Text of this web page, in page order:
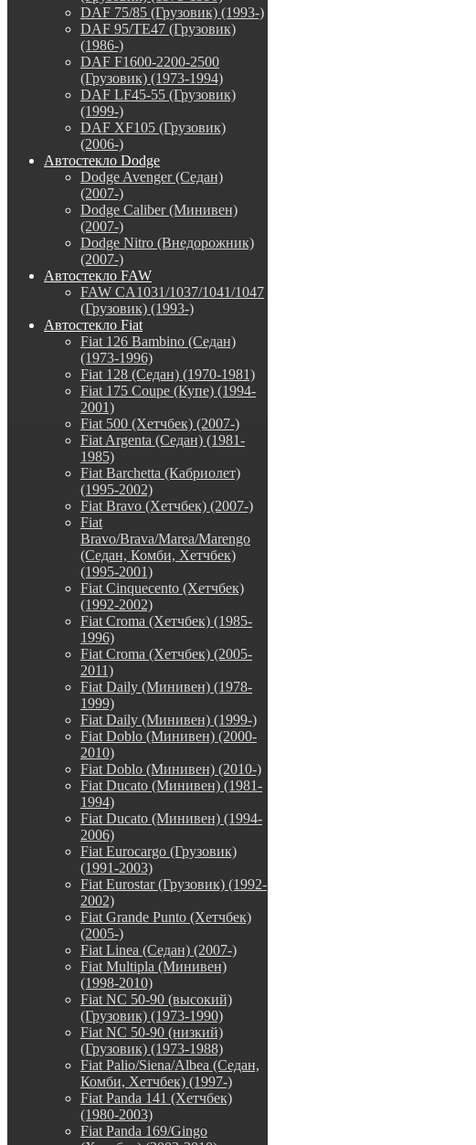
DAF 75/85 (Грузовик) (1993-)
DAF 95/TE47 (Грузовик)
(1986-)
DAF F1600-2200-2500
(Грузовик) (1973-1994)
DAF LF45-55 (Грузовик)
(1999-)
DAF XF105 (Грузовик)
(2006-)
Автостекло Dodge
Dodge Avenger (Седан)
(2007-)
Dodge Caliber (Минивен)
(2007-)
Dodge Nitro (Внедорожник)
(2007-)
Автостекло FAW
FAW CA1031/1037/1041/1047
(Грузовик) (1993-)
Автостекло Fiat
Fiat 126 Bambino (Седан)
(1973-1996)
Fiat 128 (Седан) (1970-1981)
Fiat 175 Coupe (Купе) (1994-
2001)
Fiat 500 (Хетчбек) (2007-)
Fiat Argenta (Седан) (1981-
1985)
Fiat Barchetta (Кабриолет)
(1995-2002)
Fiat Bravo (Хетчбек) (2007-)
Fiat
Bravo/Brava/Marea/Marengo
(Седан, Комби, Хетчбек)
(1995-2001)
Fiat Cinquecento (Хетчбек)
(1992-2002)
Fiat Croma (Хетчбек) (1985-
1996)
Fiat Croma (Хетчбек) (2005-
2011)
Fiat Daily (Минивен) (1978-
1999)
Fiat Daily (Минивен) (1999-)
Fiat Doblo (Минивен) (2000-
2010)
Fiat Doblo (Минивен) (2010-)
Fiat Ducato (Минивен) (1981-
1994)
Fiat Ducato (Минивен) (1994-
2006)
Fiat Eurocargo (Грузовик)
(1991-2003)
Fiat Eurostar (Грузовик) (1992-
2002)
Fiat Grande Punto (Хетчбек)
(2005-)
Fiat Linea (Седан) (2007-)
Fiat Multipla (Минивен)
(1998-2010)
Fiat NC 50-90 (высокий)
(Грузовик) (1973-1990)
Fiat NC 50-90 (низкий)
(Грузовик) (1973-1988)
Fiat Palio/Siena/Albea (Седан,
Комби, Хетчбек) (1997-)
Fiat Panda 141 (Хетчбек)
(1980-2003)
Fiat Panda 169/Gingo